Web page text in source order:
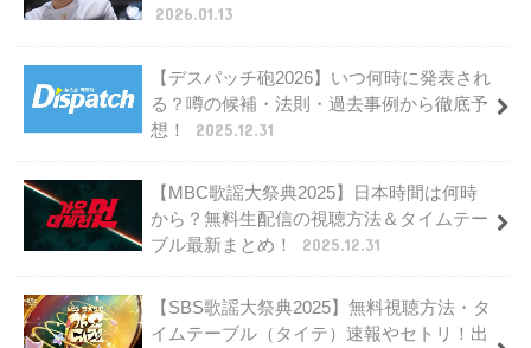
2026.01.13
【デスパッチ砲2026】いつ何時に発表され
る？噂の候補・法則・過去事例から徹底予
想！
2025.12.31
【MBC歌謡大祭典2025】日本時間は何時
から？無料生配信の視聴方法＆タイムテー
ブル最新まとめ！
2025.12.31
【SBS歌謡大祭典2025】無料視聴方法・タ
イムテーブル（タイテ）速報やセトリ！出